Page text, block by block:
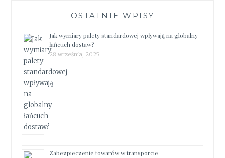
OSTATNIE WPISY
Jak wymiary palety standardowej wpływają na globalny
łańcuch dostaw?
28 września, 2025
Zabezpieczenie towarów w transporcie